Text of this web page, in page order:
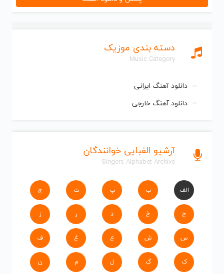
دسته بندی موزیک
Music Category
دانلود آهنگ ایرانی
دانلود آهنگ خارجی
آرشیو الفبایی خوانندگان
Singers Alphabet Archive
الف ب پ ت ج
ح خ د ر ز
س ش ع غ ف
ک گ ل م ن